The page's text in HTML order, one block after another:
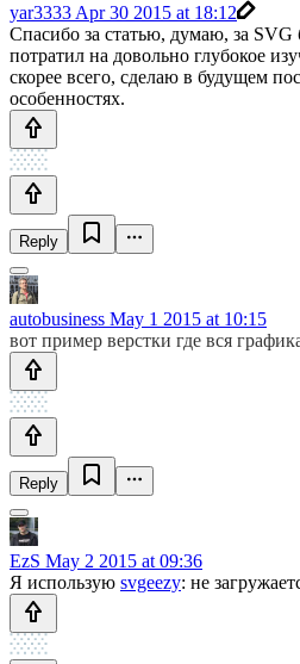
yar3333 Apr 30 2015 at 18:12
Спасибо за статью, думаю, за SVG
потратил на довольно глубокое
скорее всего, сделаю в будущем
особенностях.
Reply
autobusiness May 1 2015 at 10:15
вот пример верстки где вся
Reply
EzS May 2 2015 at 09:36
Я использую svgeezy: не